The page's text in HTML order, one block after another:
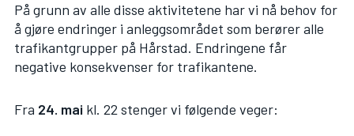
På grunn av alle disse aktivitetene har vi nå behov for
å gjøre endringer i anleggsområdet som berører alle
trafikantgrupper på Hårstad. Endringene får
negative konsekvenser for trafikantene.
Fra 24. mai kl. 22 stenger vi følgende veger: